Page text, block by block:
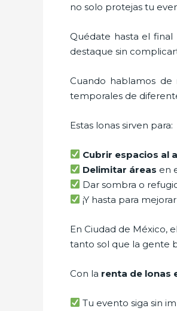
no solo protejas tu
Quédate hasta el
destaque sin
Cuando hablamos de
temporales de
Estas lonas sirven para:
Cubrir espacios al
Delimitar áreas en
Dar sombra o
¡Y hasta para
En Ciudad de México,
tanto sol que la gente
Con la renta de lonas
Tu evento siga sin